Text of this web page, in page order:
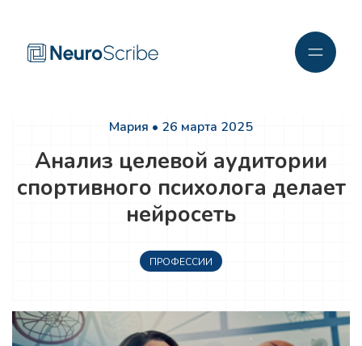
Мария • 26 марта 2025
Анализ целевой аудитории
спортивного психолога делает
нейросеть
ПРОФЕССИИ